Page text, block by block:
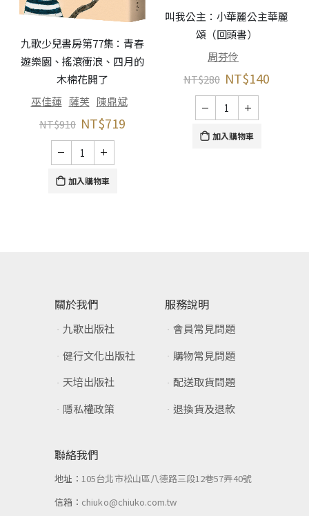
九歌少兒書房第77集：青春
遊樂園、搖滾衝浪、四月的
木棉花開了
巫佳蓮 薩芙 陳鼎斌
NT$910 NT$719
加入購物車
叫我公主：小華麗公主華麗
頌（回頭書）
周芬伶
NT$280 NT$140
加入購物車
關於我們
九歌出版社
健行文化出版社
天培出版社
隱私權政策
服務說明
會員常見問題
購物常見問題
配送取貨問題
退換貨及退款
聯絡我們
地址：105台北市松山區八德路三段12巷57弄40號
信箱： chiuko@chiuko.com.tw